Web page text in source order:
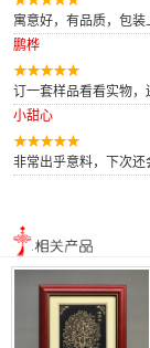
寓意好，有品质，包
鹏桦
订一套样品看看实物
小甜心
非常出乎意料，下次